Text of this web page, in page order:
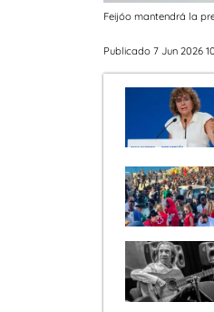
Feijóo mantendrá la
Publicado 7 Jun 2026